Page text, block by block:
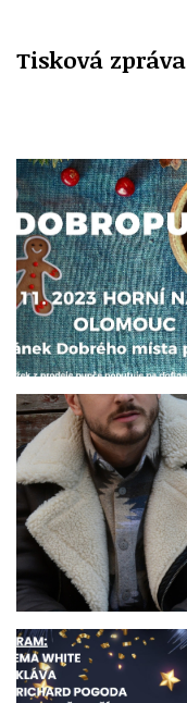
Tisková zpráva